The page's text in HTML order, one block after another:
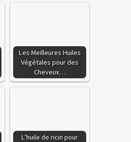
Les Meilleures Huiles
Végétales pour des
Cheveux…
L’huile de ricin pour